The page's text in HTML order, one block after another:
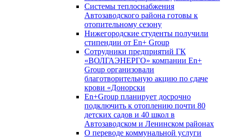
Системы теплоснабжения
Автозаводского района готовы к
отопительному сезону
Нижегородские студенты получили
стипендии от En+ Group
Сотрудники предприятий ГК
«ВОЛГАЭНЕРГО» компании En+
Group организовали
благотворительную акцию по сдаче
крови «Донорски
En+Group планирует досрочно
подключить к отоплению почти 80
детских садов и 40 школ в
Автозаводском и Ленинском районах
О переводе коммунальной услуги